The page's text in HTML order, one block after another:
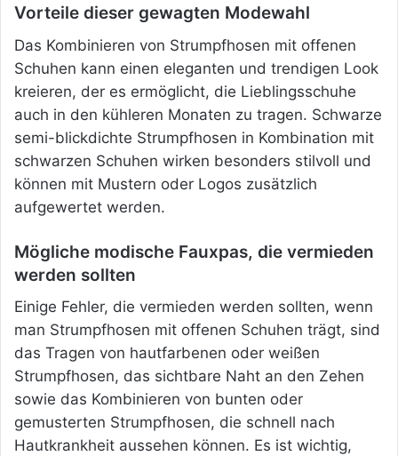
Vorteile dieser gewagten Modewahl
Das Kombinieren von Strumpfhosen mit offenen
Schuhen kann einen eleganten und trendigen Look
kreieren, der es ermöglicht, die Lieblingsschuhe
auch in den kühleren Monaten zu tragen. Schwarze
semi-blickdichte Strumpfhosen in Kombination mit
schwarzen Schuhen wirken besonders stilvoll und
können mit Mustern oder Logos zusätzlich
aufgewertet werden.
Mögliche modische Fauxpas, die vermieden
werden sollten
Einige Fehler, die vermieden werden sollten, wenn
man Strumpfhosen mit offenen Schuhen trägt, sind
das Tragen von hautfarbenen oder weißen
Strumpfhosen, das sichtbare Naht an den Zehen
sowie das Kombinieren von bunten oder
gemusterten Strumpfhosen, die schnell nach
Hautkrankheit aussehen können. Es ist wichtig,